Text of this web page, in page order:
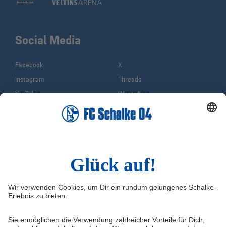
Service & Kontakt
Erklärung zur Barrierefreiheit
Tickets
VELTINS-Arena
Social Media
Facebook
X
Instagram
Threads
YouTube
WhatsApp
Sina Weibo